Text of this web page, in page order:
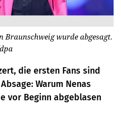
Braunschweig wurde abgesagt.
die ersten Fans sind
Warum Nenas
vor Beginn abgeblasen